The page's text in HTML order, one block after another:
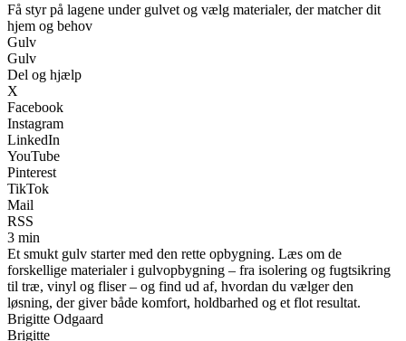
Få styr på lagene under gulvet og vælg materialer, der matcher dit
hjem og behov
Gulv
Gulv
Del og hjælp
X
Facebook
Instagram
LinkedIn
YouTube
Pinterest
TikTok
Mail
RSS
3 min
Et smukt gulv starter med den rette opbygning. Læs om de
forskellige materialer i gulvopbygning – fra isolering og fugtsikring
til træ, vinyl og fliser – og find ud af, hvordan du vælger den
løsning, der giver både komfort, holdbarhed og et flot resultat.
Brigitte Odgaard
Brigitte